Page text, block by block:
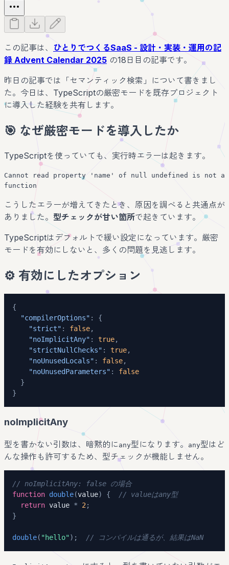
この記事は、 ひとりでつくるSaaS - 設計・実装・運用の記
録 Advent Calendar 2025 の18日目の記事です。
昨日の記事では「セマンティック検索」について書きまし
た。今日は、TypeScriptの厳密モードを既存プロジェクト
に導入した経験を共有します。
🎯 なぜ厳密モードを導入したか
TypeScriptを使っていても、実行時エラーは起きます。
Cannot read property 'name' of null undefined is not a
function
こうしたエラーが増えてきたとき、原因を調べると共通点が
ありました。 型チェックが甘い箇所で起きています。
TypeScriptはデフォルトで緩い設定になっています。厳密
モードを有効にしないと、多くの問題を見逃します。
⚙️ 有効にしたオプション
{
"compilerOptions" :
{
"strict" : false,
"noImplicitAny" : true,
"strictNullChecks" : true,
"noUnusedLocals" : false,
"noUnusedParameters" :
false
}
}
noImplicitAny
型を書かない引数は、暗黙的に any型になります。 any型はど
んな操作も許可するため、型チェックが機能しません。
// noImplicitAny: false の場合
function double(value) {
// valueはany型
return value * 2 ;
}
double( "hello") ; // コンパイルは通るが、結果はNaN